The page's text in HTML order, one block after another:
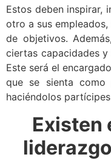
Estos deben inspirar,
otro a sus
de objetivos.
ciertas capacidades
Este será el
que se sienta como
haciéndolos
Existen